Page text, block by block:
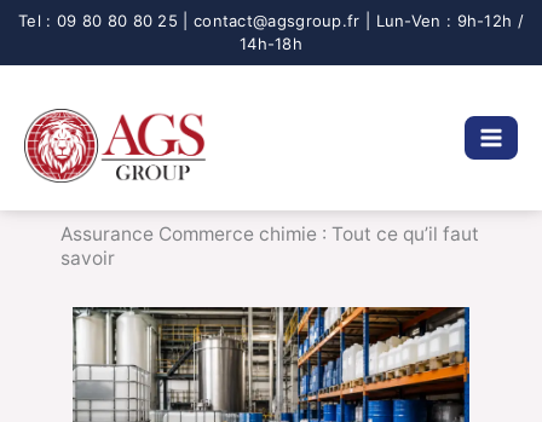
Aller
Assurance Commerce chimie : Tout ce qu’il faut
savoir